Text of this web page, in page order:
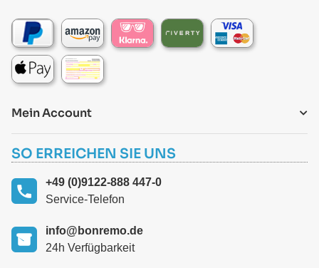
Mein Account
SO ERREICHEN SIE UNS
+49 (0)9122-888 447-0
Service-Telefon
info@bonremo.de
24h Verfügbarkeit